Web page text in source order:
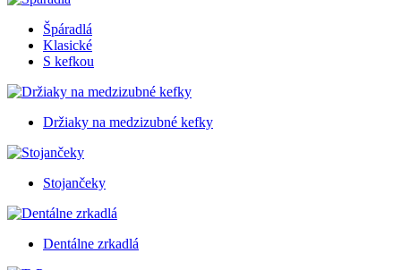
Špáradlá
Klasické
S kefkou
Držiaky na medzizubné kefky
Stojančeky
Dentálne zrkadlá